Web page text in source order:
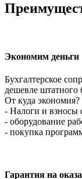
Экономим деньги
Бухгалтерское
дешевле штатного
От куда экономия?
- Налоги и взносы
- оборудование
- покупка
Гарантия на